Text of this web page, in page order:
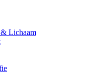
Lichaam